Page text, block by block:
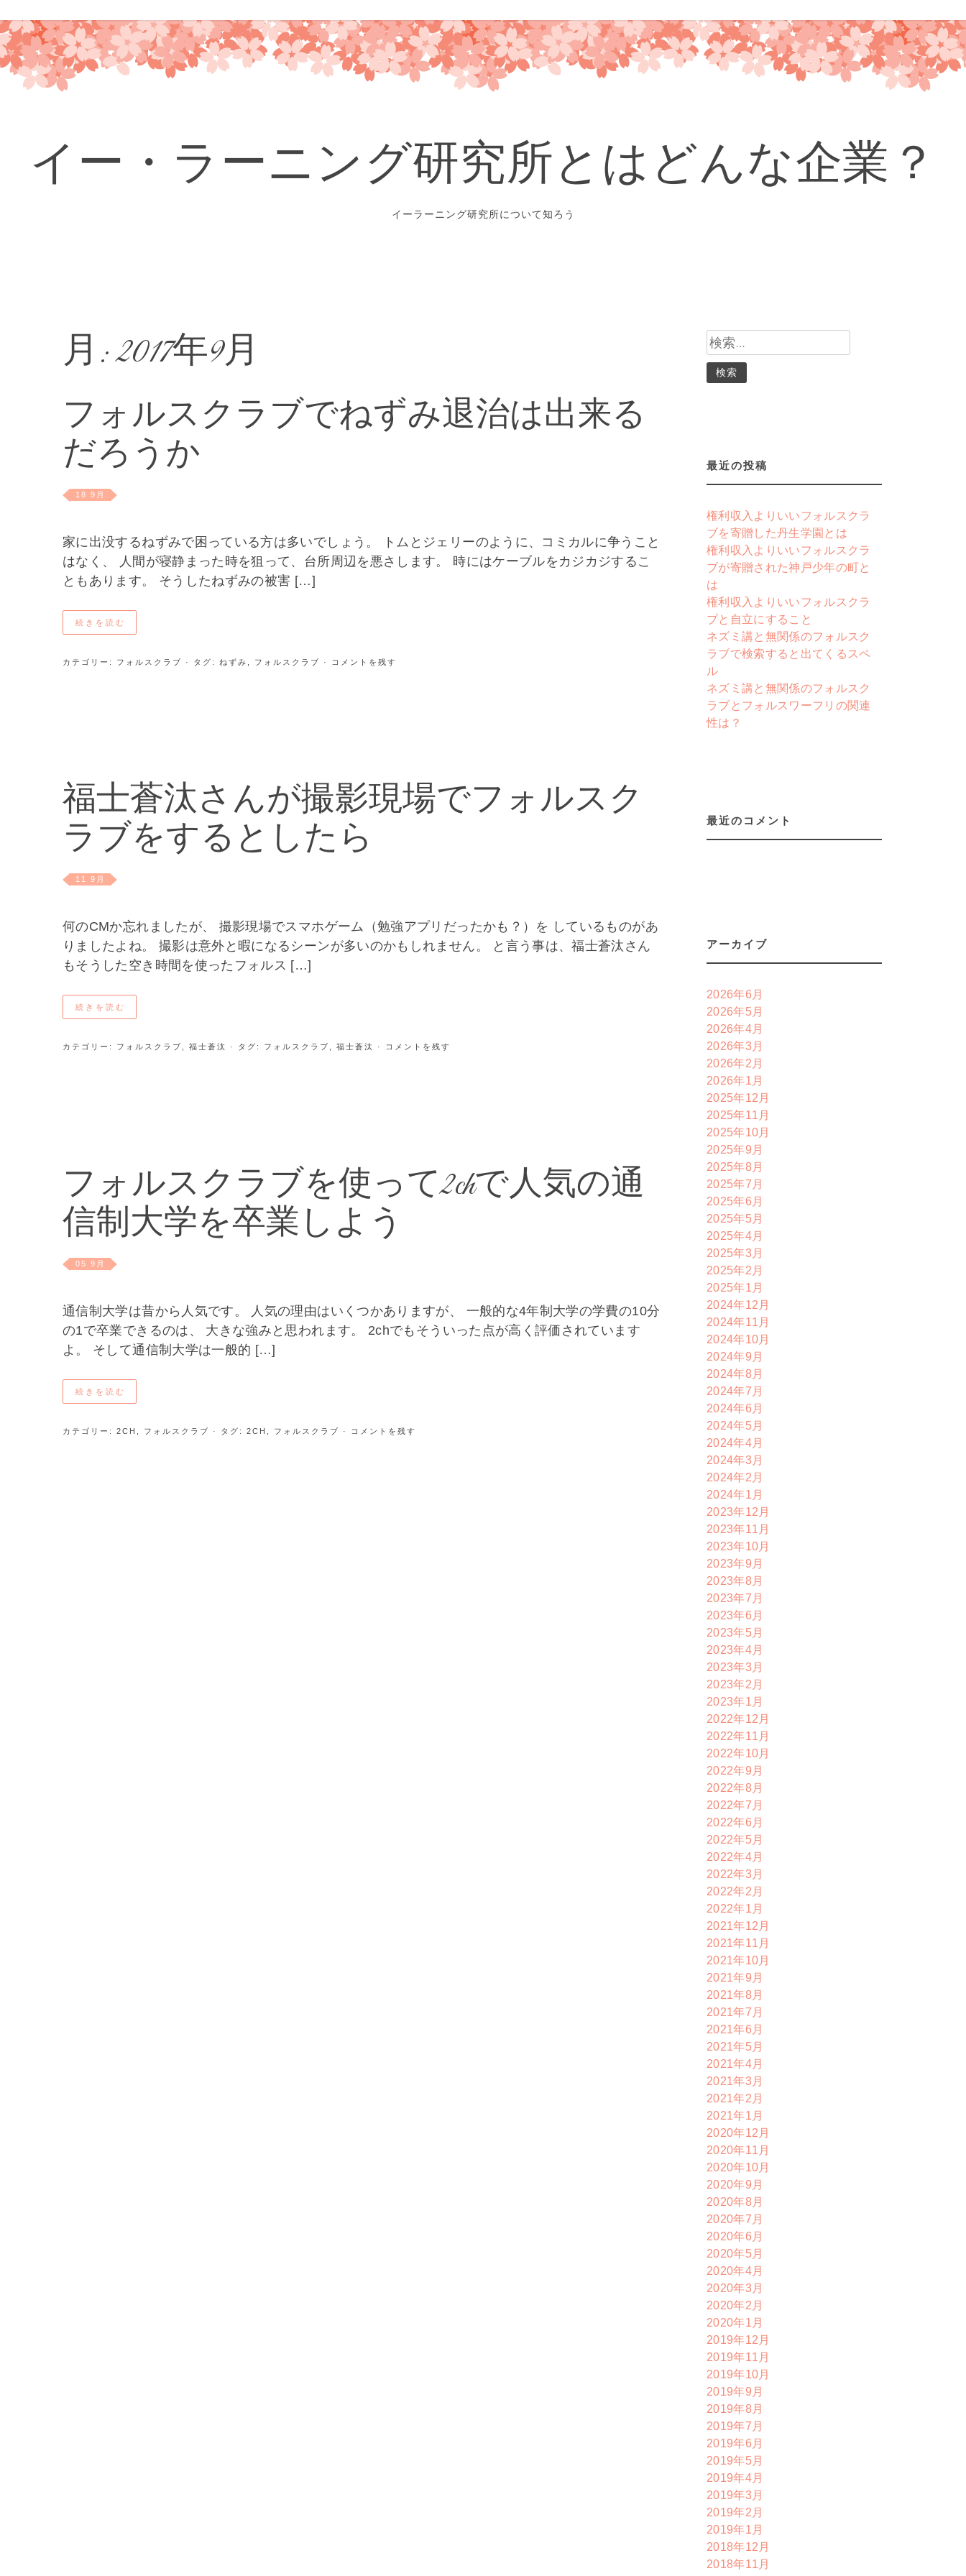
ン
テ
ン
イー・ラーニング研究所とはどんな企業？
イーラーニング研究所について知ろう
月:2017年9月
フォルスクラブでねずみ退治は出来る
だろうか
18 9月
家に出没するねずみで困っている方は多いでしょう。 トムとジェリーのように、コミカルに争うこと
はなく、 人間が寝静まった時を狙って、台所周辺を悪さします。 時にはケーブルをカジカジするこ
ともあります。 そうしたねずみの被害 […]
続きを読む
カテゴリー: フォルスクラブ · タグ: ねずみ フォルスクラブ · コメントを残す
福士蒼汰さんが撮影現場でフォルスク
ラブをするとしたら
11 9月
何のCMか忘れましたが、 撮影現場でスマホゲーム（勉強アプリだったかも？）を しているものがあ
りましたよね。 撮影は意外と暇になるシーンが多いのかもしれません。 と言う事は、福士蒼汰さん
もそうした空き時間を使ったフォルス […]
続きを読む
カテゴリー: フォルスクラブ 福士蒼汰 · タグ: フォルスクラブ 福士蒼汰 · コメントを残す
フォルスクラブを使って2chで人気の通
信制大学を卒業しよう
05 9月
通信制大学は昔から人気です。 人気の理由はいくつかありますが、 一般的な4年制大学の学費の10分
の1で卒業できるのは、 大きな強みと思われます。 2chでもそういった点が高く評価されています
よ。 そして通信制大学は一般的 […]
続きを読む
カテゴリー: 2CH フォルスクラブ · タグ: 2CH フォルスクラブ · コメントを残す
検
索:
最近の投稿
権利収入よりいいフォルスクラ
ブを寄贈した丹生学園とは
権利収入よりいいフォルスクラ
ブが寄贈された神戸少年の町と
は
権利収入よりいいフォルスクラ
ブと自立にすること
ネズミ講と無関係のフォルスク
ラブで検索すると出てくるスペ
ル
ネズミ講と無関係のフォルスク
ラブとフォルスワーフリの関連
性は？
最近のコメント
アーカイブ
2026年6月
2026年5月
2026年4月
2026年3月
2026年2月
2026年1月
2025年12月
2025年11月
2025年10月
2025年9月
2025年8月
2025年7月
2025年6月
2025年5月
2025年4月
2025年3月
2025年2月
2025年1月
2024年12月
2024年11月
2024年10月
2024年9月
2024年8月
2024年7月
2024年6月
2024年5月
2024年4月
2024年3月
2024年2月
2024年1月
2023年12月
2023年11月
2023年10月
2023年9月
2023年8月
2023年7月
2023年6月
2023年5月
2023年4月
2023年3月
2023年2月
2023年1月
2022年12月
2022年11月
2022年10月
2022年9月
2022年8月
2022年7月
2022年6月
2022年5月
2022年4月
2022年3月
2022年2月
2022年1月
2021年12月
2021年11月
2021年10月
2021年9月
2021年8月
2021年7月
2021年6月
2021年5月
2021年4月
2021年3月
2021年2月
2021年1月
2020年12月
2020年11月
2020年10月
2020年9月
2020年8月
2020年7月
2020年6月
2020年5月
2020年4月
2020年3月
2020年2月
2020年1月
2019年12月
2019年11月
2019年10月
2019年9月
2019年8月
2019年7月
2019年6月
2019年5月
2019年4月
2019年3月
2019年2月
2019年1月
2018年12月
2018年11月